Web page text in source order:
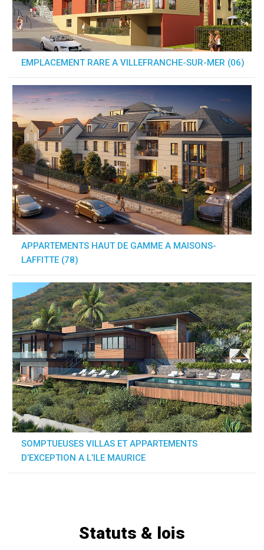
EMPLACEMENT RARE A VILLEFRANCHE-SUR-MER (06)
APPARTEMENTS HAUT DE GAMME A MAISONS-
LAFFITTE (78)
SOMPTUEUSES VILLAS ET APPARTEMENTS
D’EXCEPTION A L’ILE MAURICE
Statuts & lois